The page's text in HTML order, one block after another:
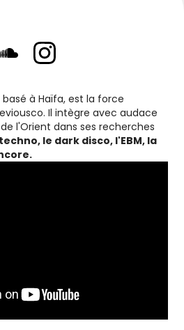
à Haïfa, est la force
Il intègre avec audace
l'Orient dans ses recherches
le dark disco, l'EBM, la